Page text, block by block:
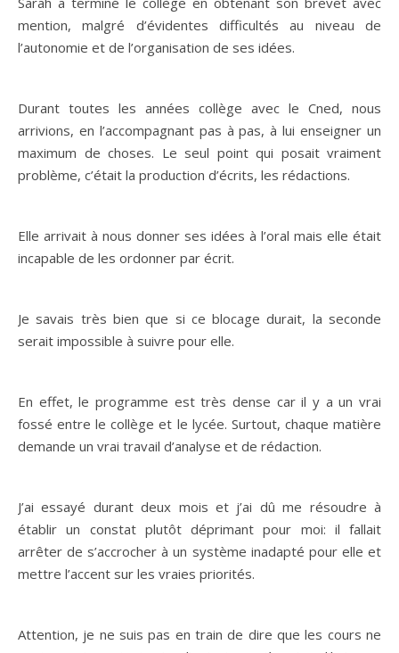
mention, malgré d’évidentes difficultés au niveau de
l’autonomie et de l’organisation de ses idées.
Durant toutes les années collège avec le Cned, nous
arrivions, en l’accompagnant pas à pas, à lui enseigner un
maximum de choses. Le seul point qui posait vraiment
problème, c’était la production d’écrits, les rédactions.
Elle arrivait à nous donner ses idées à l’oral mais elle était
incapable de les ordonner par écrit.
Je savais très bien que si ce blocage durait, la seconde
serait impossible à suivre pour elle.
En effet, le programme est très dense car il y a un vrai
fossé entre le collège et le lycée. Surtout, chaque matière
demande un vrai travail d’analyse et de rédaction.
J’ai essayé durant deux mois et j’ai dû me résoudre à
établir un constat plutôt déprimant pour moi: il fallait
arrêter de s’accrocher à un système inadapté pour elle et
mettre l’accent sur les vraies priorités.
Attention, je ne suis pas en train de dire que les cours ne